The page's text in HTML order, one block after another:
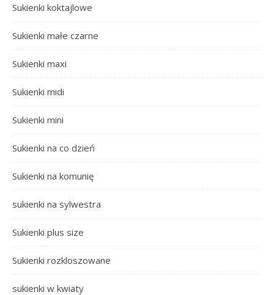
Sukienki koktajlowe
Sukienki małe czarne
Sukienki maxi
Sukienki midi
Sukienki mini
Sukienki na co dzień
Sukienki na komunię
sukienki na sylwestra
Sukienki plus size
Sukienki rozkloszowane
sukienki w kwiaty